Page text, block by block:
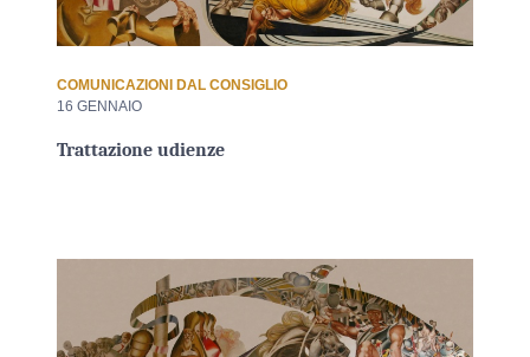
COMUNICAZIONI DAL CONSIGLIO
16 GENNAIO
Trattazione udienze